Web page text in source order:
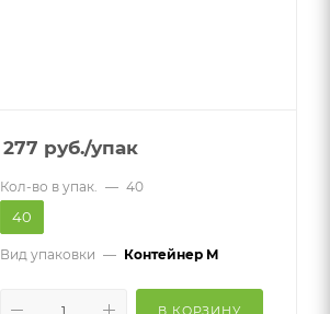
277 руб./упак
Кол-во в упак. — 40
40
Вид упаковки — Контейнер M
В КОРЗИНУ